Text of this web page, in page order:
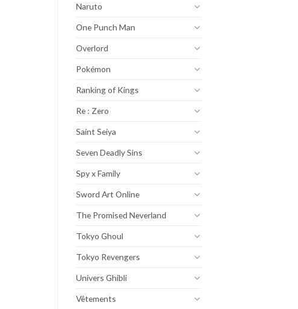
Naruto
One Punch Man
Overlord
Pokémon
Ranking of Kings
Re : Zero
Saint Seiya
Seven Deadly Sins
Spy x Family
Sword Art Online
The Promised Neverland
Tokyo Ghoul
Tokyo Revengers
Univers Ghibli
Vêtements